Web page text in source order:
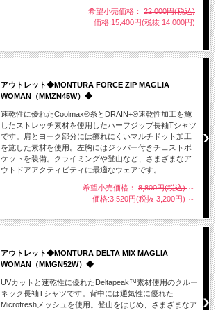
希望小売価格： 22,000円(税込)
価格:15,400円(税抜 14,000円)
アウトレット◆MONTURA FORCE ZIP MAGLIA
WOMAN（MMZN45W）◆
速乾性に優れたCoolmax®糸とDRAIN+®速乾性加工を施
したストレッチ素材を使用したハーフジップ長袖Tシャツ
です。肩とヨーク部分には擦れにくいマルチドット加工
を施した素材を使用。左胸にはジッパー付きチェストポ
ケットを装備。クライミングや登山など、さまざまなア
ウトドアアクティビティに最適なウェアです。
希望小売価格： 8,800円(税込)～
価格:3,520円(税抜 3,200円) ～
アウトレット◆MONTURA DELTA MIX MAGLIA
WOMAN（MMGN52W）◆
UVカットと速乾性に優れたDeltapeak™素材使用のクルー
ネック長袖Tシャツです。背中には通気性に優れた
Microfreshメッシュを使用。登山をはじめ、さまざまなア